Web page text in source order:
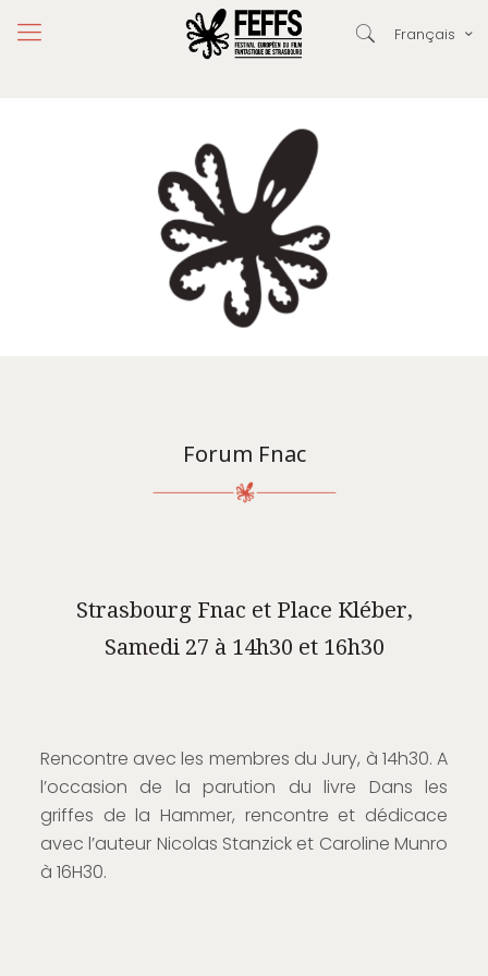
Français
Forum Fnac
Strasbourg Fnac et Place Kléber,
Samedi 27 à 14h30 et 16h30
Rencontre avec les membres du Jury, à 14h30. A
l’occasion de la parution du livre Dans les
griffes de la Hammer, rencontre et dédicace
avec l’auteur Nicolas Stanzick et Caroline Munro
à 16H30.